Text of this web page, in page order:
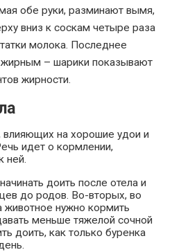
обе руки, разминают вымя,
вниз к соскам четыре раза
молока. Последнее
– шарики показывают
жирности.
влияющих на хорошие удои и
идет о кормлении,
ней.
доить после отела и
до родов. Во-вторых, во
нужно кормить
меньше тяжелой сочной
доить, как только буренка